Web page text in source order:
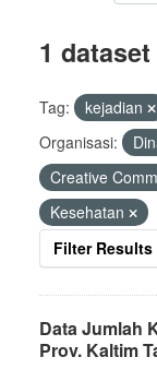
1
Tag: kejadian
Organisasi:
Creative
Kesehatan
Filter Results
Data Jumlah
Prov. Kaltim